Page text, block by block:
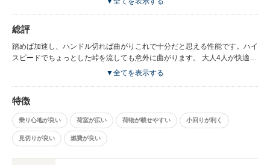
総評
踏めば加速し、ハンドル切れば曲がりこれで十分だと思える性能です。ハイ
スピードでちょっとした峠を流しても意外に曲がります。 大人4人が快適に
乗れる広さもあり、荷物もそこそこのります。
▼全てを表示する
特徴
乗り心地が良い 荷室が広い 荷物が載せやすい 小回りが利く
見切りが良い 燃費が良い